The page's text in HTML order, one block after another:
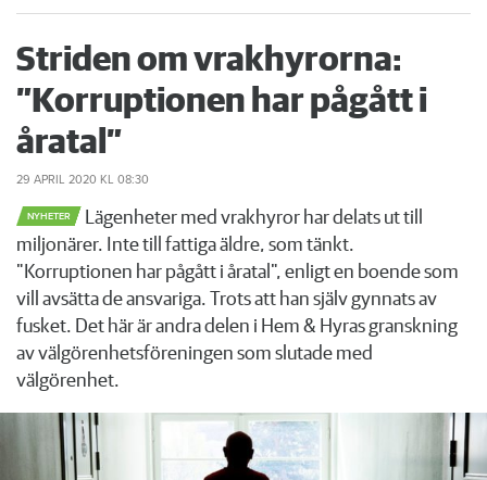
Striden om vrakhyrorna:
”Korruptionen har pågått i
åratal”
29 APRIL 2020 KL 08:30
NYHETER
Lägenheter med vrakhyror har delats ut till
miljonärer. Inte till fattiga äldre, som tänkt.
"Korruptionen har pågått i åratal", enligt en boende som
vill avsätta de ansvariga. Trots att han själv gynnats av
fusket. Det här är andra delen i Hem & Hyras granskning
av välgörenhetsföreningen som slutade med
välgörenhet.